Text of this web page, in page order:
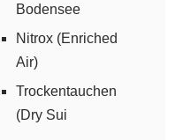
Bodensee
Nitrox (Enriched
Air)
Trockentauchen
(Dry Sui